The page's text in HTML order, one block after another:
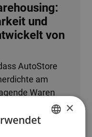
und
von
AutoStore
am
Waren
ist. Tatsache ist,
mehrere
Stunde
×